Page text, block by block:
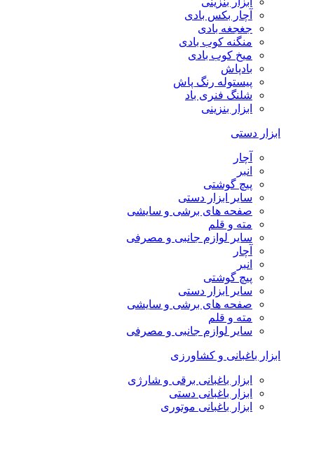
آچار بکس بادی
جغجغه بادی
منگنه کوب بادی
میخ کوب بادی
بادپاش
پیستوله رنگ پاش
شلنگ فنری باد
ابزار بنزینی
ابزار دستی
آچار
انبر
پیچ گوشتی
سایر ابزار دستی
صفحه های برشی و سایشی
مته و قلم
سایر لوازم جانبی و مصرفی
آچار
انبر
پیچ گوشتی
سایر ابزار دستی
صفحه های برشی و سایشی
مته و قلم
سایر لوازم جانبی و مصرفی
ابزار باغبانی و کشاورزی
ابزار باغبانی برقی و شارژی
ابزار باغبانی دستی
ابزار باغبانی موتوری